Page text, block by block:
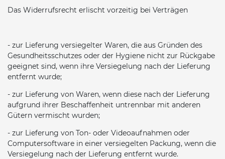
Das Widerrufsrecht erlischt vorzeitig bei Verträgen
- zur Lieferung versiegelter Waren, die aus Gründen des
Gesundheitsschutzes oder der Hygiene nicht zur Rückgabe
geeignet sind, wenn ihre Versiegelung nach der Lieferung
entfernt wurde;
- zur Lieferung von Waren, wenn diese nach der Lieferung
aufgrund ihrer Beschaffenheit untrennbar mit anderen
Gütern vermischt wurden;
- zur Lieferung von Ton- oder Videoaufnahmen oder
Computersoftware in einer versiegelten Packung, wenn die
Versiegelung nach der Lieferung entfernt wurde.